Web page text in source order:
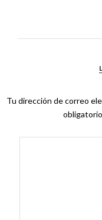
Tu dirección de correo